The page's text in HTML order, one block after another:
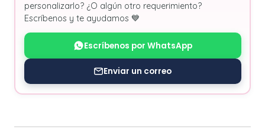
personalizarlo? ¿O algún otro requerimiento?
Escríbenos y te ayudamos 💙
Escríbenos por WhatsApp
Enviar un correo